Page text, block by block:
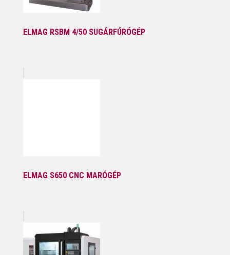
ELMAG RSBM 4/50 SUGÁRFÚRÓGÉP
ELMAG S650 CNC MARÓGÉP